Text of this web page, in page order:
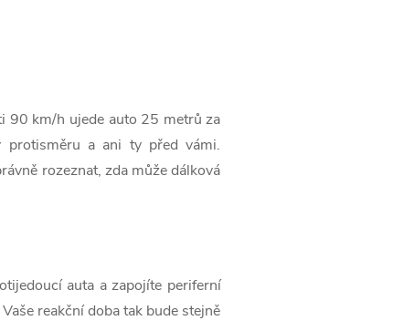
90 km/h ujede auto 25 metrů za
protisměru a ani ty před vámi.
rozeznat, zda může dálková
auta a zapojíte periferní
reakční doba tak bude stejně